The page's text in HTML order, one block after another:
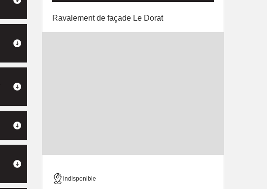
Ravalement de façade Le Dorat
indisponible